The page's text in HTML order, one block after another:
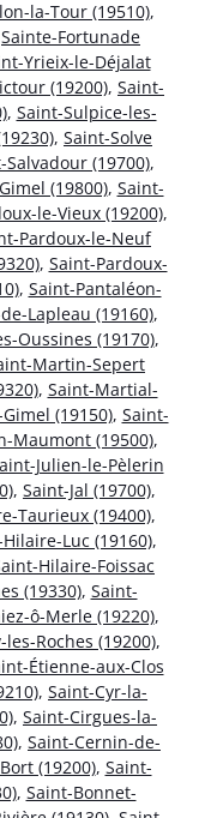
la-Tour (19510),
Sainte-Fortunade
Yrieix-le-Déjalat
(19200), Saint-
, Saint-Sulpice-les-
, Saint-Solve
Salvadour (19700),
(19800), Saint-
le-Vieux (19200),
Pardoux-le-Neuf
, Saint-Pardoux-
, Saint-Pantaléon-
Lapleau (19160),
Oussines (19170),
Martin-Sepert
, Saint-Martial-
(19150), Saint-
Maumont (19500),
Julien-le-Pèlerin
, Saint-Jal (19700),
Taurieux (19400),
Luc (19160),
Hilaire-Foissac
(19330), Saint-
ô-Merle (19220),
Roches (19200),
Étienne-aux-Clos
, Saint-Cyr-la-
, Saint-Cirgues-la-
, Saint-Cernin-de-
(19200), Saint-
, Saint-Bonnet-